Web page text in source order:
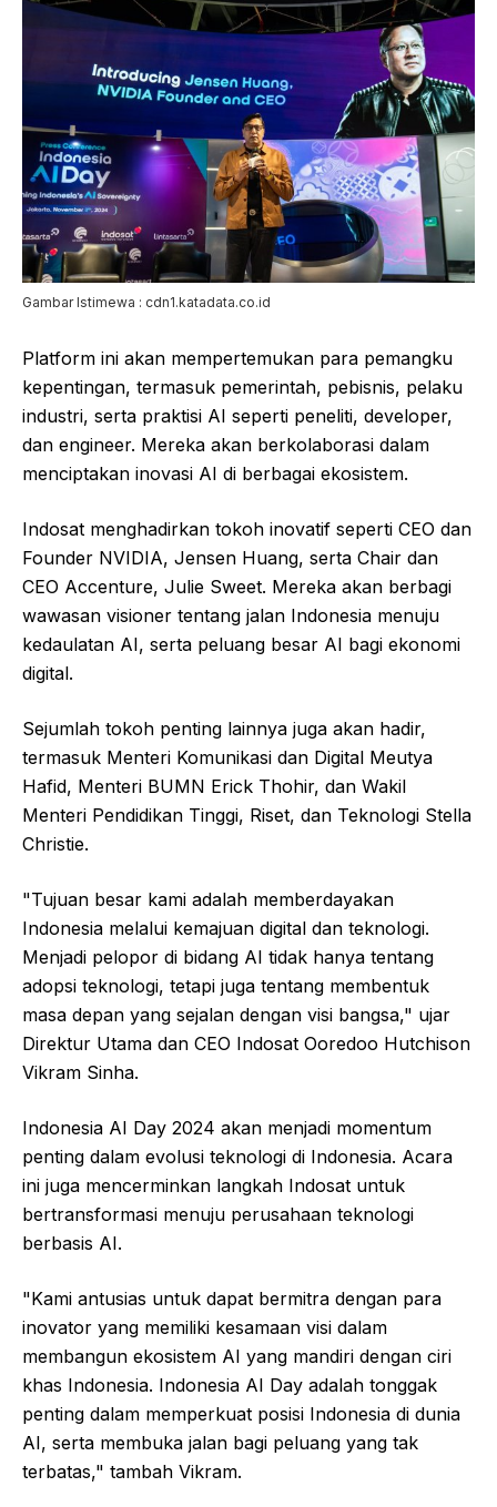
Gambar Istimewa : cdn1.katadata.co.id
Platform ini akan mempertemukan para pemangku
kepentingan, termasuk pemerintah, pebisnis, pelaku
industri, serta praktisi AI seperti peneliti, developer,
dan engineer. Mereka akan berkolaborasi dalam
menciptakan inovasi AI di berbagai ekosistem.
Indosat menghadirkan tokoh inovatif seperti CEO dan
Founder NVIDIA, Jensen Huang, serta Chair dan
CEO Accenture, Julie Sweet. Mereka akan berbagi
wawasan visioner tentang jalan Indonesia menuju
kedaulatan AI, serta peluang besar AI bagi ekonomi
digital.
Sejumlah tokoh penting lainnya juga akan hadir,
termasuk Menteri Komunikasi dan Digital Meutya
Hafid, Menteri BUMN Erick Thohir, dan Wakil
Menteri Pendidikan Tinggi, Riset, dan Teknologi Stella
Christie.
"Tujuan besar kami adalah memberdayakan
Indonesia melalui kemajuan digital dan teknologi.
Menjadi pelopor di bidang AI tidak hanya tentang
adopsi teknologi, tetapi juga tentang membentuk
masa depan yang sejalan dengan visi bangsa," ujar
Direktur Utama dan CEO Indosat Ooredoo Hutchison
Vikram Sinha.
Indonesia AI Day 2024 akan menjadi momentum
penting dalam evolusi teknologi di Indonesia. Acara
ini juga mencerminkan langkah Indosat untuk
bertransformasi menuju perusahaan teknologi
berbasis AI.
"Kami antusias untuk dapat bermitra dengan para
inovator yang memiliki kesamaan visi dalam
membangun ekosistem AI yang mandiri dengan ciri
khas Indonesia. Indonesia AI Day adalah tonggak
penting dalam memperkuat posisi Indonesia di dunia
AI, serta membuka jalan bagi peluang yang tak
terbatas," tambah Vikram.